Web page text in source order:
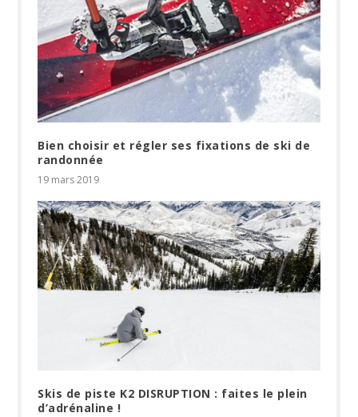
Bien choisir et régler ses fixations de ski de
randonnée
19 mars 2019
Skis de piste K2 DISRUPTION : faites le plein
d’adrénaline !